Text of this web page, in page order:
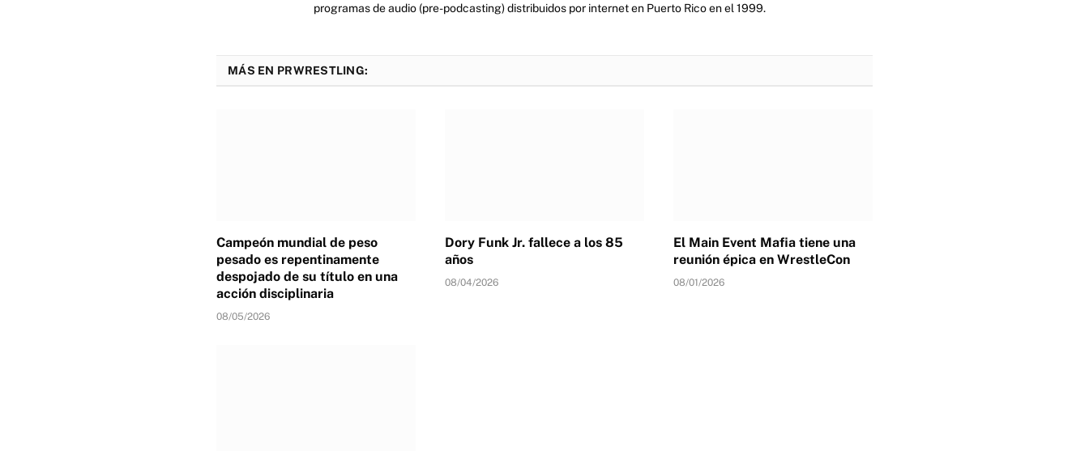
programas de audio (pre-podcasting) distribuidos por internet en Puerto Rico en el 1999.
MÁS EN PRWRESTLING:
Campeón mundial de peso
pesado es repentinamente
despojado de su título en una
acción disciplinaria
08/05/2026
Dory Funk Jr. fallece a los 85
años
08/04/2026
El Main Event Mafia tiene una
reunión épica en WrestleCon
08/01/2026